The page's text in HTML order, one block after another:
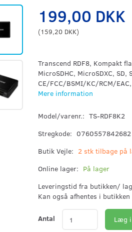
199,00 DKK
(159,20 DKK)
Transcend RDF8, Kompakt
MicroSDHC, MicroSDXC, SD,
CE/FCC/BSMI/KC/RCM/
Mere information
Model/varenr.: TS-RDF8K2
Stregkode: 0760557842682
Butik Vejle: 2 stk tilbage på
Online lager: På lager
Leveringstid fra butikken/
Kan også afhentes i butikken
Antal Læg